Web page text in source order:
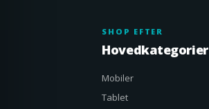
SHOP EFTER
Hovedkategorier
Mobiler
Tablet